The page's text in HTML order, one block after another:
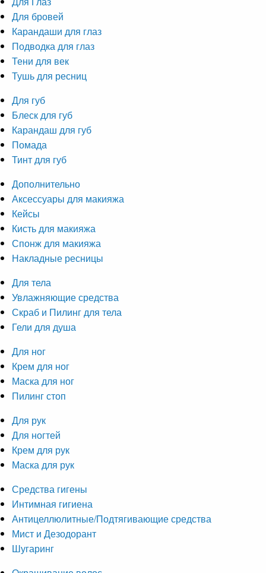
Для бровей
Карандаши для глаз
Подводка для глаз
Тени для век
Тушь для ресниц
Для губ
Блеск для губ
Карандаш для губ
Помада
Тинт для губ
Дополнительно
Аксессуары для макияжа
Кейсы
Кисть для макияжа
Спонж для макияжа
Накладные ресницы
Для тела
Увлажняющие средства
Скраб и Пилинг для тела
Гели для душа
Для ног
Крем для ног
Маска для ног
Пилинг стоп
Для рук
Для ногтей
Крем для рук
Маска для рук
Средства гигены
Интимная гигиена
Антицеллюлитные/Подтягивающие средства
Мист и Дезодорант
Шугаринг